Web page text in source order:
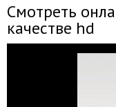
Смотреть
качестве hd